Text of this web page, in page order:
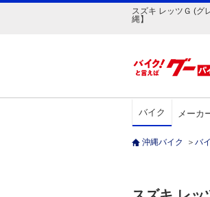
スズキ レッツＧ (グ
縄】
バイク メーカ
沖縄バイク ＞ バ